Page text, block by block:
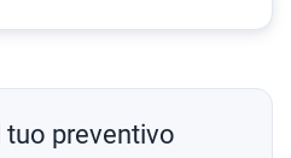
tuo preventivo